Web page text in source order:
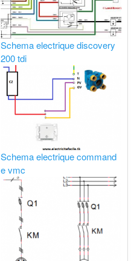
Schema electrique discovery
200 tdi
Schema electrique command
e vmc